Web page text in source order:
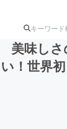
美味し
い！世界